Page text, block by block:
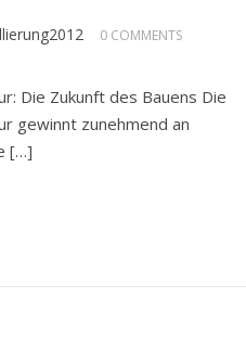
0 COMMENTS
Die Zukunft des Bauens Die
gewinnt zunehmend an
[…]